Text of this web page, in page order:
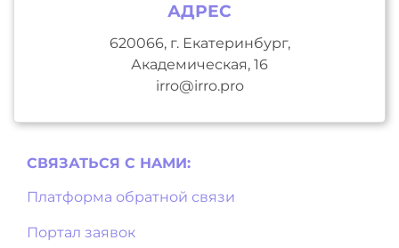
АДРЕС
620066, г. Екатеринбург,
Академическая, 16
irro@irro.pro
СВЯЗАТЬСЯ С НAМИ:
Платформа обратной связи
Портал заявок